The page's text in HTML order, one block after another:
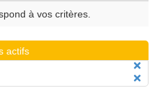
à vos critères.
actifs